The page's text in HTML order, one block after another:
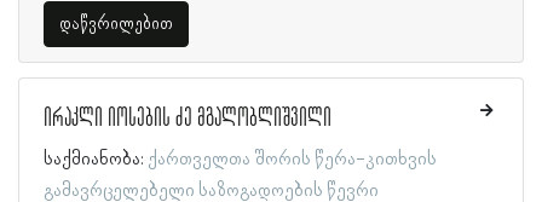
დაწვრილებით
ირაკლი იოსების ძე მგალობლიშვილი
საქმიანობა: ქართველთა შორის წერა-კითხვის
გამავრცელებელი საზოგადოების წევრი